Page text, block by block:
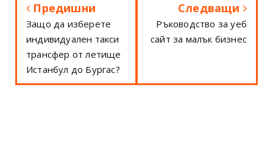
Предишни
Защо да изберете
индивидуален такси
трансфер от летище
Истанбул до Бургас?
Следващи
Ръководство за уеб
сайт за малък бизнес